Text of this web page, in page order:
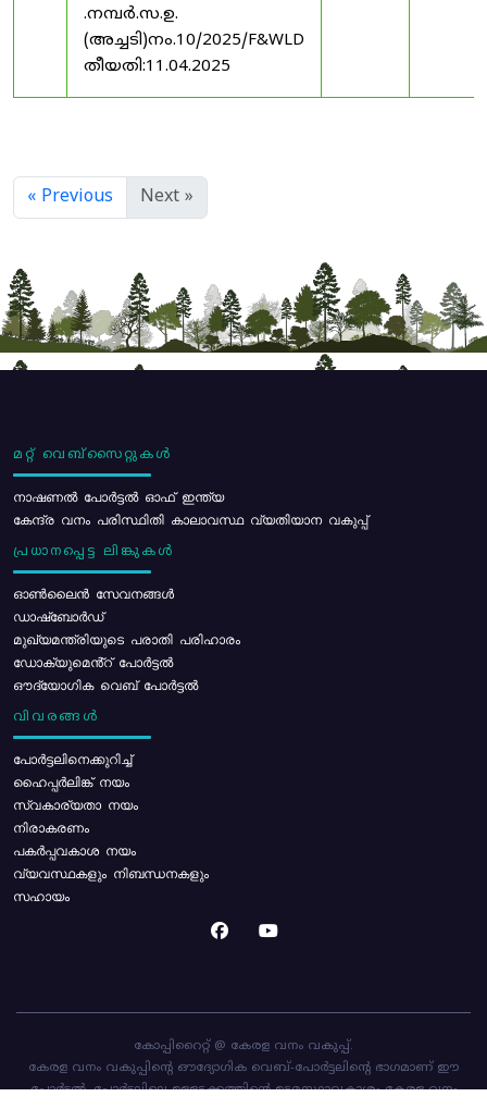
.നമ്പർ.സ.ഉ.
(അച്ചടി)നം.10/2025/F&WLD
തീയതി:11.04.2025
« Previous Next »
മറ്റ് വെബ്സൈറ്റുകൾ
നാഷണൽ പോർട്ടൽ ഓഫ് ഇന്ത്യ
കേന്ദ്ര വനം പരിസ്ഥിതി കാലാവസ്ഥ വ്യതിയാന വകുപ്പ്
പ്രധാനപ്പെട്ട ലിങ്കുകൾ
ഓൺലൈൻ സേവനങ്ങൾ
ഡാഷ്ബോർഡ്
മുഖ്യമന്ത്രിയുടെ പരാതി പരിഹാരം
ഡോക്യുമെൻ്റ് പോർട്ടൽ
ഔദ്യോഗിക വെബ് പോർട്ടൽ
വിവരങ്ങൾ
പോര്‍ട്ടലിനെക്കുറിച്ച്
ഹൈപ്പർലിങ്ക് നയം
സ്വകാര്യതാ നയം
നിരാകരണം
പകർപ്പവകാശ നയം
വ്യവസ്ഥകളും നിബന്ധനകളും
സഹായം
കോപ്പിറൈറ്റ് @ കേരള വനം വകുപ്പ്.
കേരള വനം വകുപ്പിന്റെ ഔദ്യോഗിക വെബ്-പോർട്ടലിന്റെ ഭാഗമാണ് ഈ
പോർട്ടൽ. പോർട്ടലിലെ ഉള്ളടക്കത്തിന്റെ ഉടമസ്ഥാവകാശം കേരള വനം